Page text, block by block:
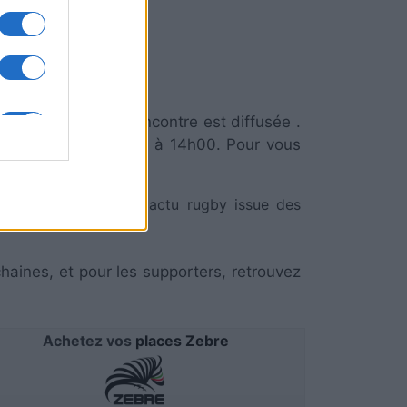
si la rencontre est diffusée .
Samedi 17 Janvier à 14h00. Pour vous
cliquez ici
qui sélectionne l'actu rugby issue des
et pour les supporters, retrouvez
Achetez vos places Zebre